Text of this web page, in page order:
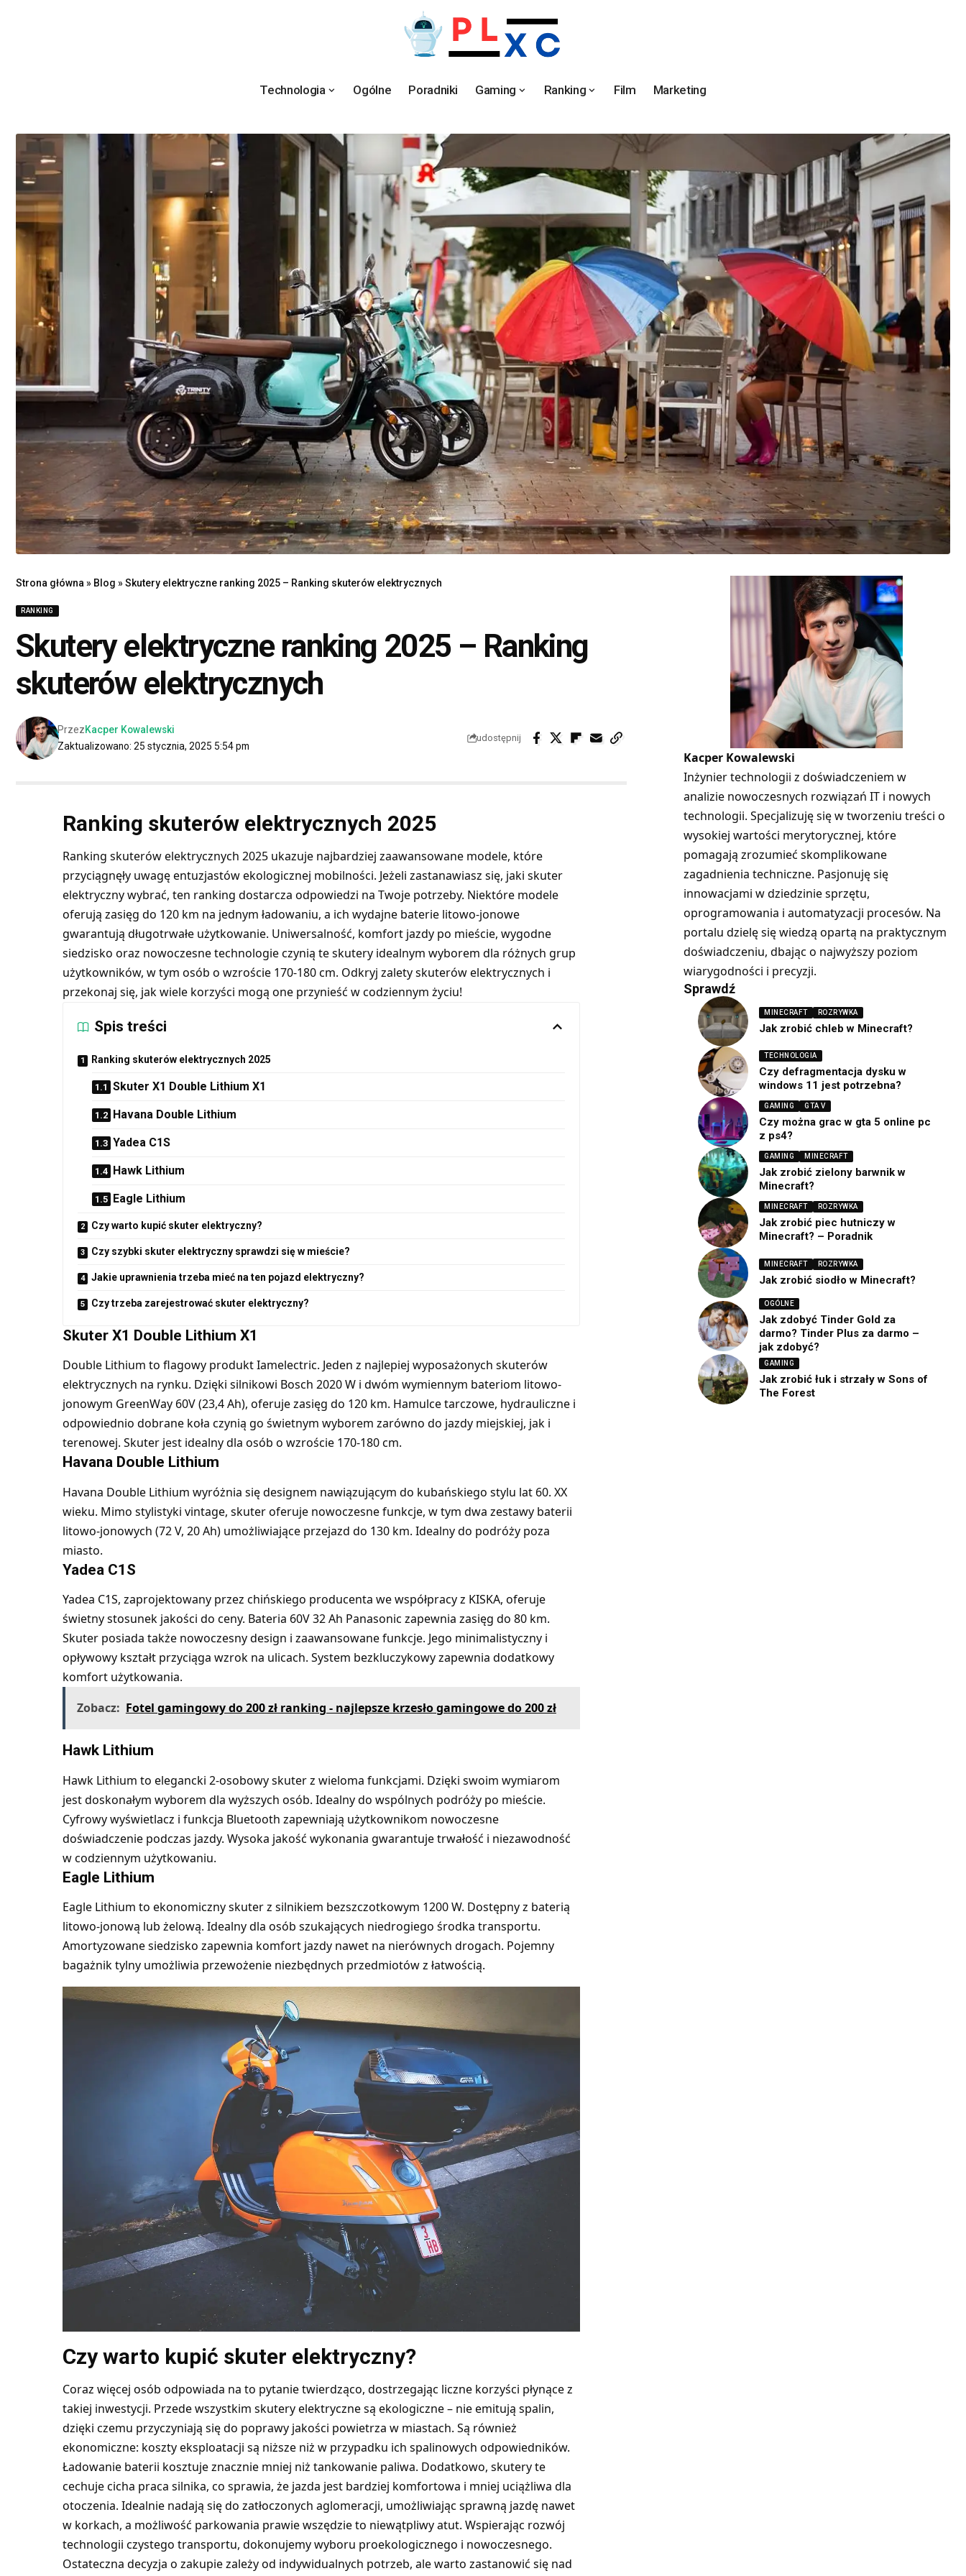
Technologia Ogólne Poradniki Gaming Ranking Film Marketing
Strona główna » Blog »Skutery elektryczne ranking 2025 – Ranking skuterów elektrycznych
RANKING
Skutery elektryczne ranking 2025 – Ranking
skuterów elektrycznych
Zaktualizowano: 25 stycznia, 2025 5:54 pm
PrzezKacper Kowalewski
udostępnij
Ranking skuterów elektrycznych 2025
Ranking skuterów elektrycznych 2025 ukazuje najbardziej zaawansowane modele, które
przyciągnęły uwagę entuzjastów ekologicznej mobilności. Jeżeli zastanawiasz się, jaki skuter
elektrycznywybrać, ten ranking dostarcza odpowiedzi na Twoje potrzeby. Niektóre modele
oferują zasięg do 120 km na jednym ładowaniu, a ich wydajne baterie litowo-jonowe
gwarantują długotrwałe użytkowanie. Uniwersalność, komfort jazdy po mieście, wygodne
siedzisko oraz nowoczesne technologie czynią te skutery idealnym wyborem dla różnych grup
użytkowników, w tym osób o wzroście 170-180 cm. Odkryj zalety skuterów elektrycznych i
przekonaj się, jak wiele korzyści mogą one przynieść w codziennym życiu!
Spis treści
Ranking skuterów elektrycznych 2025
Skuter X1 Double Lithium X1
Havana Double Lithium
Yadea C1S
Hawk Lithium
Eagle Lithium
Czy warto kupić skuter elektryczny?
Czy szybki skuter elektryczny sprawdzi się w mieście?
Jakie uprawnienia trzeba mieć na ten pojazd elektryczny?
Czy trzeba zarejestrować skuter elektryczny?
Skuter X1 Double Lithium X1
Double Lithium to flagowy produkt Iamelectric. Jeden z najlepiej wyposażonych skuterów
elektrycznych na rynku. Dzięki silnikowi Bosch 2020 W i dwóm wymiennym bateriom litowo-
jonowym GreenWay 60V (23,4 Ah), oferuje zasięg do 120 km. Hamulce tarczowe, hydrauliczne i
odpowiednio dobrane koła czynią go świetnym wyborem zarówno do jazdy miejskiej, jak i
terenowej. Skuter jest idealny dla osób o wzroście 170-180 cm.
Havana Double Lithium
Havana Double Lithium wyróżnia się designem nawiązującym do kubańskiego stylu lat 60. XX
wieku. Mimo stylistyki vintage, skuter oferuje nowoczesne funkcje, w tym dwa zestawy baterii
litowo-jonowych (72 V, 20 Ah) umożliwiające przejazd do 130 km. Idealny do podróży poza
miasto.
Yadea C1S
Yadea C1S, zaprojektowany przez chińskiego producenta we współpracy z KISKA, oferuje
świetny stosunek jakości do ceny. Bateria 60V 32 Ah Panasonic zapewnia zasięg do 80 km.
Skuter posiada także nowoczesny design i zaawansowane funkcje. Jego minimalistyczny i
opływowy kształt przyciąga wzrok na ulicach. System bezkluczykowy zapewnia dodatkowy
komfort użytkowania.
Zobacz: Fotel gamingowy do 200 zł ranking - najlepsze krzesło gamingowe do 200 zł
Hawk Lithium
Hawk Lithium to elegancki 2-osobowy skuter z wieloma funkcjami. Dzięki swoim wymiarom
jest doskonałym wyborem dla wyższych osób. Idealny do wspólnych podróży po mieście.
Cyfrowy wyświetlacz i funkcja Bluetooth zapewniają użytkownikom nowoczesne
doświadczenie podczas jazdy. Wysoka jakość wykonania gwarantuje trwałość i niezawodność
w codziennym użytkowaniu.
Eagle Lithium
Eagle Lithium to ekonomiczny skuter z silnikiem bezszczotkowym 1200 W. Dostępny z baterią
litowo-jonową lub żelową. Idealny dla osób szukających niedrogiego środka transportu.
Amortyzowane siedzisko zapewnia komfort jazdy nawet na nierównych drogach. Pojemny
bagażnik tylny umożliwia przewożenie niezbędnych przedmiotów z łatwością.
Czy warto kupić skuter elektryczny?
Coraz więcej osób odpowiada na to pytanie twierdząco, dostrzegając liczne korzyści płynące z
takiej inwestycji. Przede wszystkim skutery elektryczne są ekologiczne – nie emitują spalin,
dzięki czemu przyczyniają się do poprawy jakości powietrza w miastach. Są również
ekonomiczne: koszty eksploatacji są niższe niż w przypadku ich spalinowych odpowiedników.
Ładowanie baterii kosztuje znacznie mniej niż tankowanie paliwa. Dodatkowo, skutery te
cechuje cicha praca silnika, co sprawia, że jazda jest bardziej komfortowa i mniej uciążliwa dla
otoczenia. Idealnie nadają się do zatłoczonych aglomeracji, umożliwiając sprawną jazdę nawet
w korkach, a możliwość parkowania prawie wszędzie to niewątpliwy atut. Wspierając rozwój
technologii czystego transportu, dokonujemy wyboru proekologicznego i nowoczesnego.
Ostateczna decyzja o zakupie zależy od indywidualnych potrzeb, ale warto zastanowić się nad
Kacper Kowalewski
Inżynier technologii z doświadczeniem w
analizie nowoczesnych rozwiązań IT i nowych
technologii. Specjalizuję się w tworzeniu treści o
wysokiej wartości merytorycznej, które
pomagają zrozumieć skomplikowane
zagadnienia techniczne. Pasjonuję się
innowacjami w dziedzinie sprzętu,
oprogramowania i automatyzacji procesów. Na
portalu dzielę się wiedzą opartą na praktycznym
doświadczeniu, dbając o najwyższy poziom
wiarygodności i precyzji.
Sprawdź
MINECRAFT ROZRYWKA
Jak zrobić chleb w Minecraft?
TECHNOLOGIA
Czy defragmentacja dysku w
windows 11 jest potrzebna?
GAMING GTA V
Czy można grac w gta 5 online pc
z ps4?
GAMING MINECRAFT
Jak zrobić zielony barwnik w
Minecraft?
MINECRAFT ROZRYWKA
Jak zrobić piec hutniczy w
Minecraft? – Poradnik
MINECRAFT ROZRYWKA
Jak zrobić siodło w Minecraft?
OGÓLNE
Jak zdobyć Tinder Gold za
darmo? Tinder Plus za darmo –
jak zdobyć?
GAMING
Jak zrobić łuk i strzały w Sons of
The Forest